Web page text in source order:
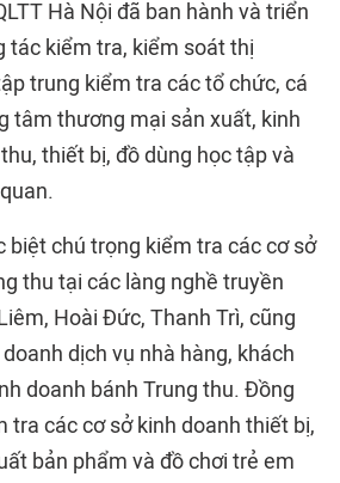
Hà Nội đã ban hành và triển
tác kiểm tra, kiểm soát thị
trung kiểm tra các tổ chức, cá
tâm thương mại sản xuất, kinh
thiết bị, đồ dùng học tập và
biệt chú trọng kiểm tra các cơ sở
thu tại các làng nghề truyền
Hoài Đức, Thanh Trì, cũng
dịch vụ nhà hàng, khách
doanh bánh Trung thu. Đồng
tra các cơ sở kinh doanh thiết bị,
bản phẩm và đồ chơi trẻ em